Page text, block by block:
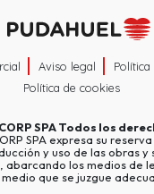
Aviso legal
Política de cookies
SPATodos los
SPA expresa su
y uso de las obras
abarcando los medios de
que se juzgue